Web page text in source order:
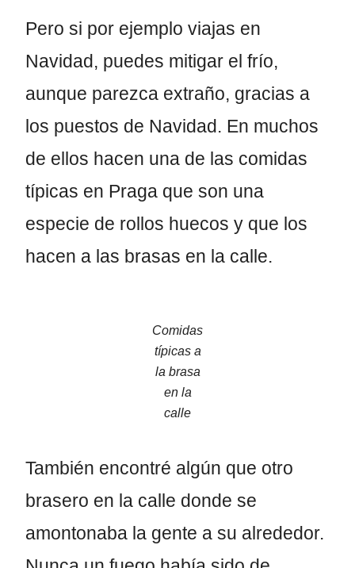
Pero si por ejemplo viajas en
Navidad, puedes mitigar el frío,
aunque parezca extraño, gracias a
los puestos de Navidad. En muchos
de ellos hacen una de las comidas
típicas en Praga que son una
especie de rollos huecos y que los
hacen a las brasas en la calle.
Comidas
típicas a
la brasa
en la
calle
También encontré algún que otro
brasero en la calle donde se
amontonaba la gente a su alrededor.